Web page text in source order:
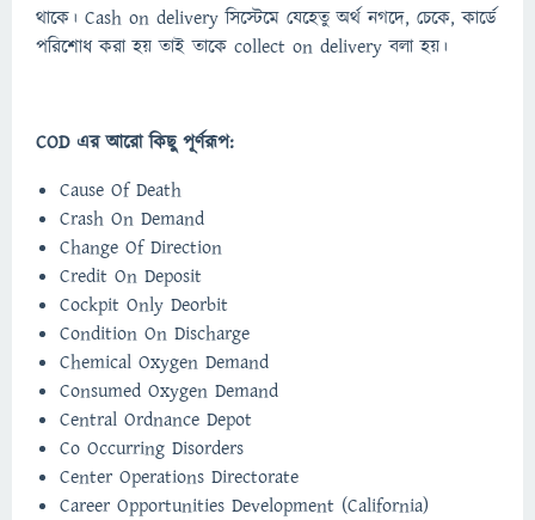
থাকে। Cash on delivery সিস্টেমে যেহেতু অর্থ নগদে, চেকে, কার্ডে
পরিশোধ করা হয় তাই তাকে collect on delivery বলা হয়।
COD এর আরো কিছু পূর্ণরূপ:
Cause Of Death
Crash On Demand
Change Of Direction
Credit On Deposit
Cockpit Only Deorbit
Condition On Discharge
Chemical Oxygen Demand
Consumed Oxygen Demand
Central Ordnance Depot
Co Occurring Disorders
Center Operations Directorate
Career Opportunities Development (California)